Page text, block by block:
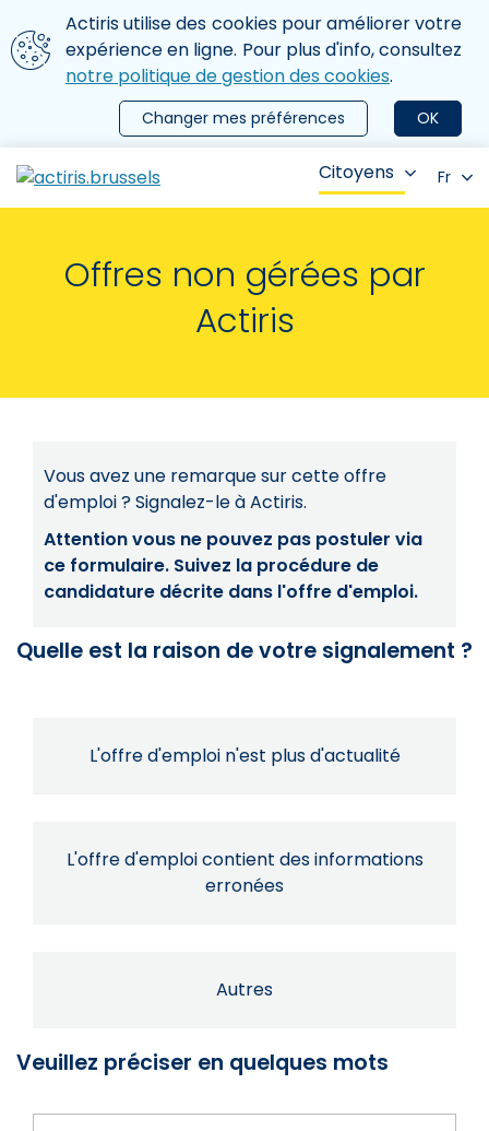
Aller au contenu principal
Nous utilisons des cookies
Actiris utilise des cookies pour améliorer votre
expérience en ligne. Pour plus d'info, consultez
notre politique de gestion des cookies.
OK
Changer mes préférences
le menu
Citoyens Fr
Offres non gérées par
Actiris
Vous avez une remarque sur cette offre
d'emploi ? Signalez-le à Actiris.
Attention vous ne pouvez pas postuler via
ce formulaire. Suivez la procédure de
candidature décrite dans l'offre d'emploi.
Quelle est la raison de votre signalement ?
L'offre d'emploi n'est plus d'actualité
L'offre d'emploi contient des informations
erronées
Autres
Veuillez préciser en quelques mots